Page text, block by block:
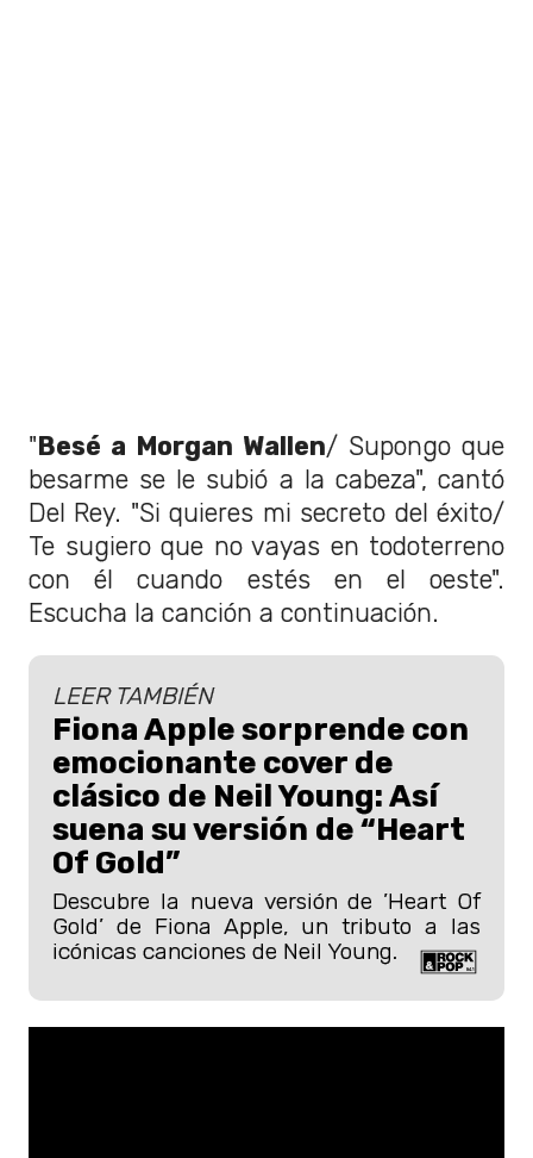
"Besé a Morgan Wallen/ Supongo que
besarme se le subió a la cabeza", cantó
Del Rey. "Si quieres mi secreto del éxito/
Te sugiero que no vayas en todoterreno
con él cuando estés en el oeste".
Escucha la canción a continuación.
LEER TAMBIÉN
Fiona Apple sorprende con
emocionante cover de
clásico de Neil Young: Así
suena su versión de “Heart
Of Gold”
Descubre la nueva versión de ’Heart Of
Gold’ de Fiona Apple, un tributo a las
icónicas canciones de Neil Young.